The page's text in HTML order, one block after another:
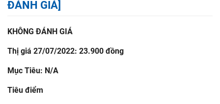
ĐÁNH GIÁ]
KHÔNG ĐÁNH GIÁ
Thị giá 27/07/2022: 23.900 đồng
Mục Tiêu: N/A
Tiêu điểm